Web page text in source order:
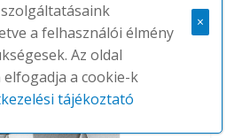
NINCS
a felhasználói élmény
Az oldal
elfogadja a cookie-k
tájékoztató
×